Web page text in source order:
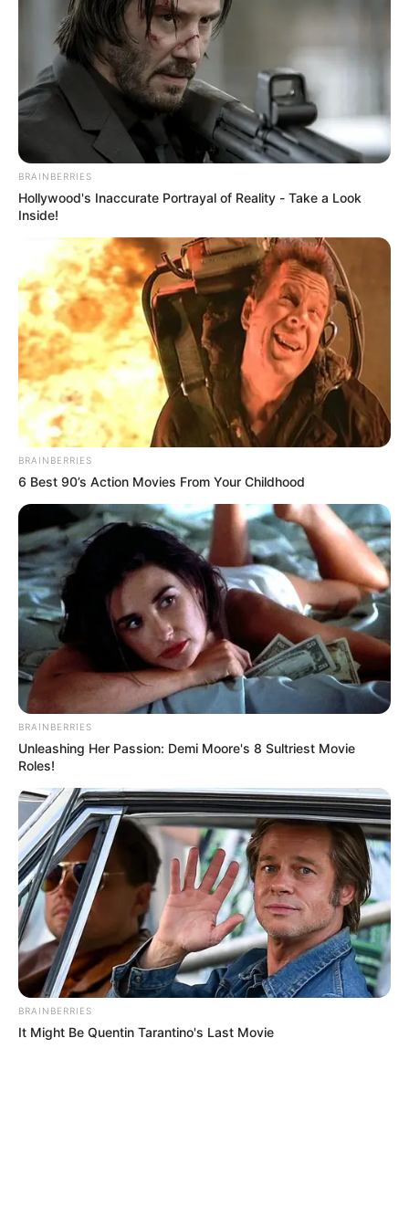
EVENTOS EN BOGOTÁ
FESTIVAL CORDILLERA
SIMÓN BOLÍVAR
MANTÉNGASE EN ALERTA
Tenemos todas las noticias que le
interesan. Para estar bien informado, por
ACTIVAR AHORA
TEMAS DESTACADOS
RECIBO DEL AGUA
LOCALIDAD DE USAQUÉN
CUNDINAMARCA
DESAPARECIDOS
CORTES DE LUZ
LOCALIDAD DE ENGATIVÁ
REGIOTRAM DE OCCIDENTE
LOCALIDAD DE SUBA
BRAINBERRIES
Hollywood's Inaccurate Portrayal of Reality - Take a Look
Inside!
BRAINBERRIES
6 Best 90’s Action Movies From Your Childhood
BRAINBERRIES
Unleashing Her Passion: Demi Moore's 8 Sultriest Movie
Roles!
BRAINBERRIES
It Might Be Quentin Tarantino's Last Movie